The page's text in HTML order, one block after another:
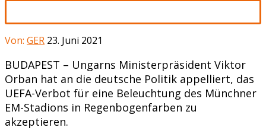
Von: GER 23. Juni 2021
BUDAPEST – Ungarns Ministerpräsident Viktor
Orban hat an die deutsche Politik appelliert, das
UEFA-Verbot für eine Beleuchtung des Münchner
EM-Stadions in Regenbogenfarben zu
akzeptieren.